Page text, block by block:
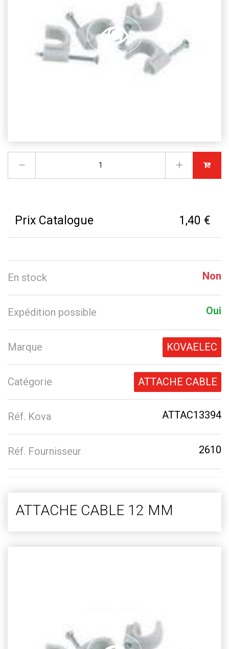
Prix Catalogue 1,40 €
En stock Non
Expédition possible Oui
Marque KOVAELEC
Catégorie ATTACHE CABLE
Réf. Kova ATTAC13394
Réf. Fournisseur 2610
ATTACHE CABLE 12 MM